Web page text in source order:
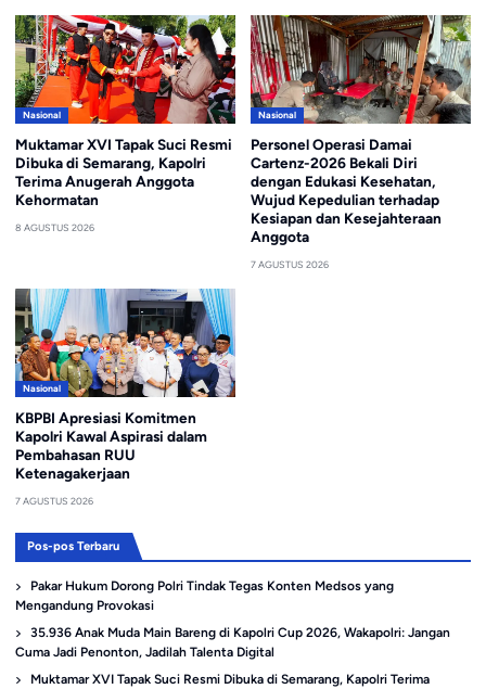
Nasional
Muktamar XVI Tapak Suci Resmi
Dibuka di Semarang, Kapolri
Terima Anugerah Anggota
Kehormatan
8 AGUSTUS 2026
Nasional
Personel Operasi Damai
Cartenz-2026 Bekali Diri
dengan Edukasi Kesehatan,
Wujud Kepedulian terhadap
Kesiapan dan Kesejahteraan
Anggota
7 AGUSTUS 2026
Nasional
KBPBI Apresiasi Komitmen
Kapolri Kawal Aspirasi dalam
Pembahasan RUU
Ketenagakerjaan
7 AGUSTUS 2026
Pos-pos Terbaru
Pakar Hukum Dorong Polri Tindak Tegas Konten Medsos yang
Mengandung Provokasi
35.936 Anak Muda Main Bareng di Kapolri Cup 2026, Wakapolri: Jangan
Cuma Jadi Penonton, Jadilah Talenta Digital
Muktamar XVI Tapak Suci Resmi Dibuka di Semarang, Kapolri Terima